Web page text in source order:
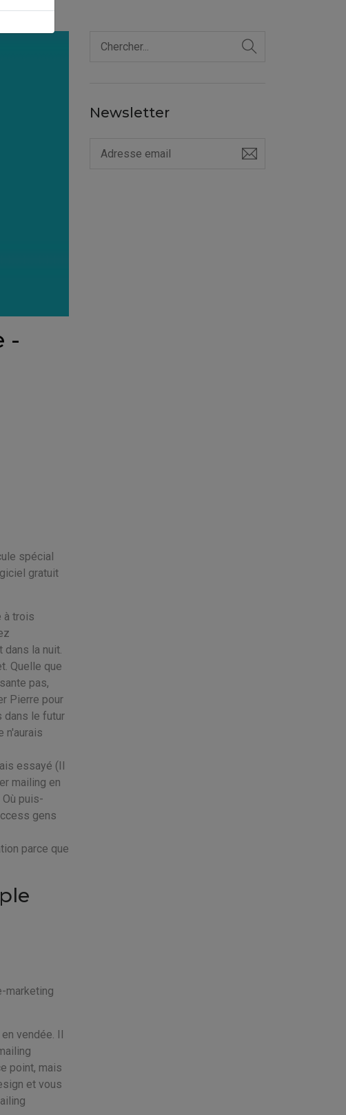
-
spécial
gratuit
à trois
la nuit.
Quelle que
pas,
Pierre pour
dans le futur
n'aurais
essayé (Il
mailing en
puis-
gens
parce que
marketing
vendée. Il
point, mais
et vous
Newsletter